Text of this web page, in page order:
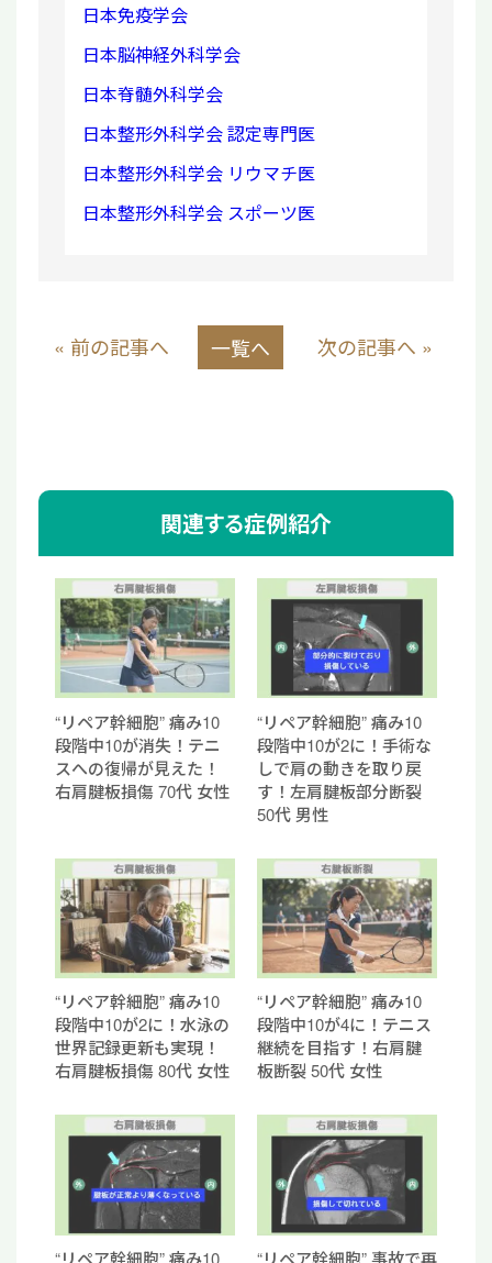
日本免疫学会
日本脳神経外科学会
日本脊髄外科学会
日本整形外科学会 認定専門医
日本整形外科学会 リウマチ医
日本整形外科学会 スポーツ医
« 前の記事へ 一覧へ 次の記事へ »
関連する症例紹介
“リペア幹細胞” 痛み10
段階中10が消失！テニ
スへの復帰が見えた！
右肩腱板損傷 70代 女性
“リペア幹細胞” 痛み10
段階中10が2に！手術な
しで肩の動きを取り戻
す！左肩腱板部分断裂
50代 男性
“リペア幹細胞” 痛み10
段階中10が2に！水泳の
世界記録更新も実現！
右肩腱板損傷 80代 女性
“リペア幹細胞” 痛み10
段階中10が4に！テニス
継続を目指す！右肩腱
板断裂 50代 女性
“リペア幹細胞” 痛み10
“リペア幹細胞” 事故で再